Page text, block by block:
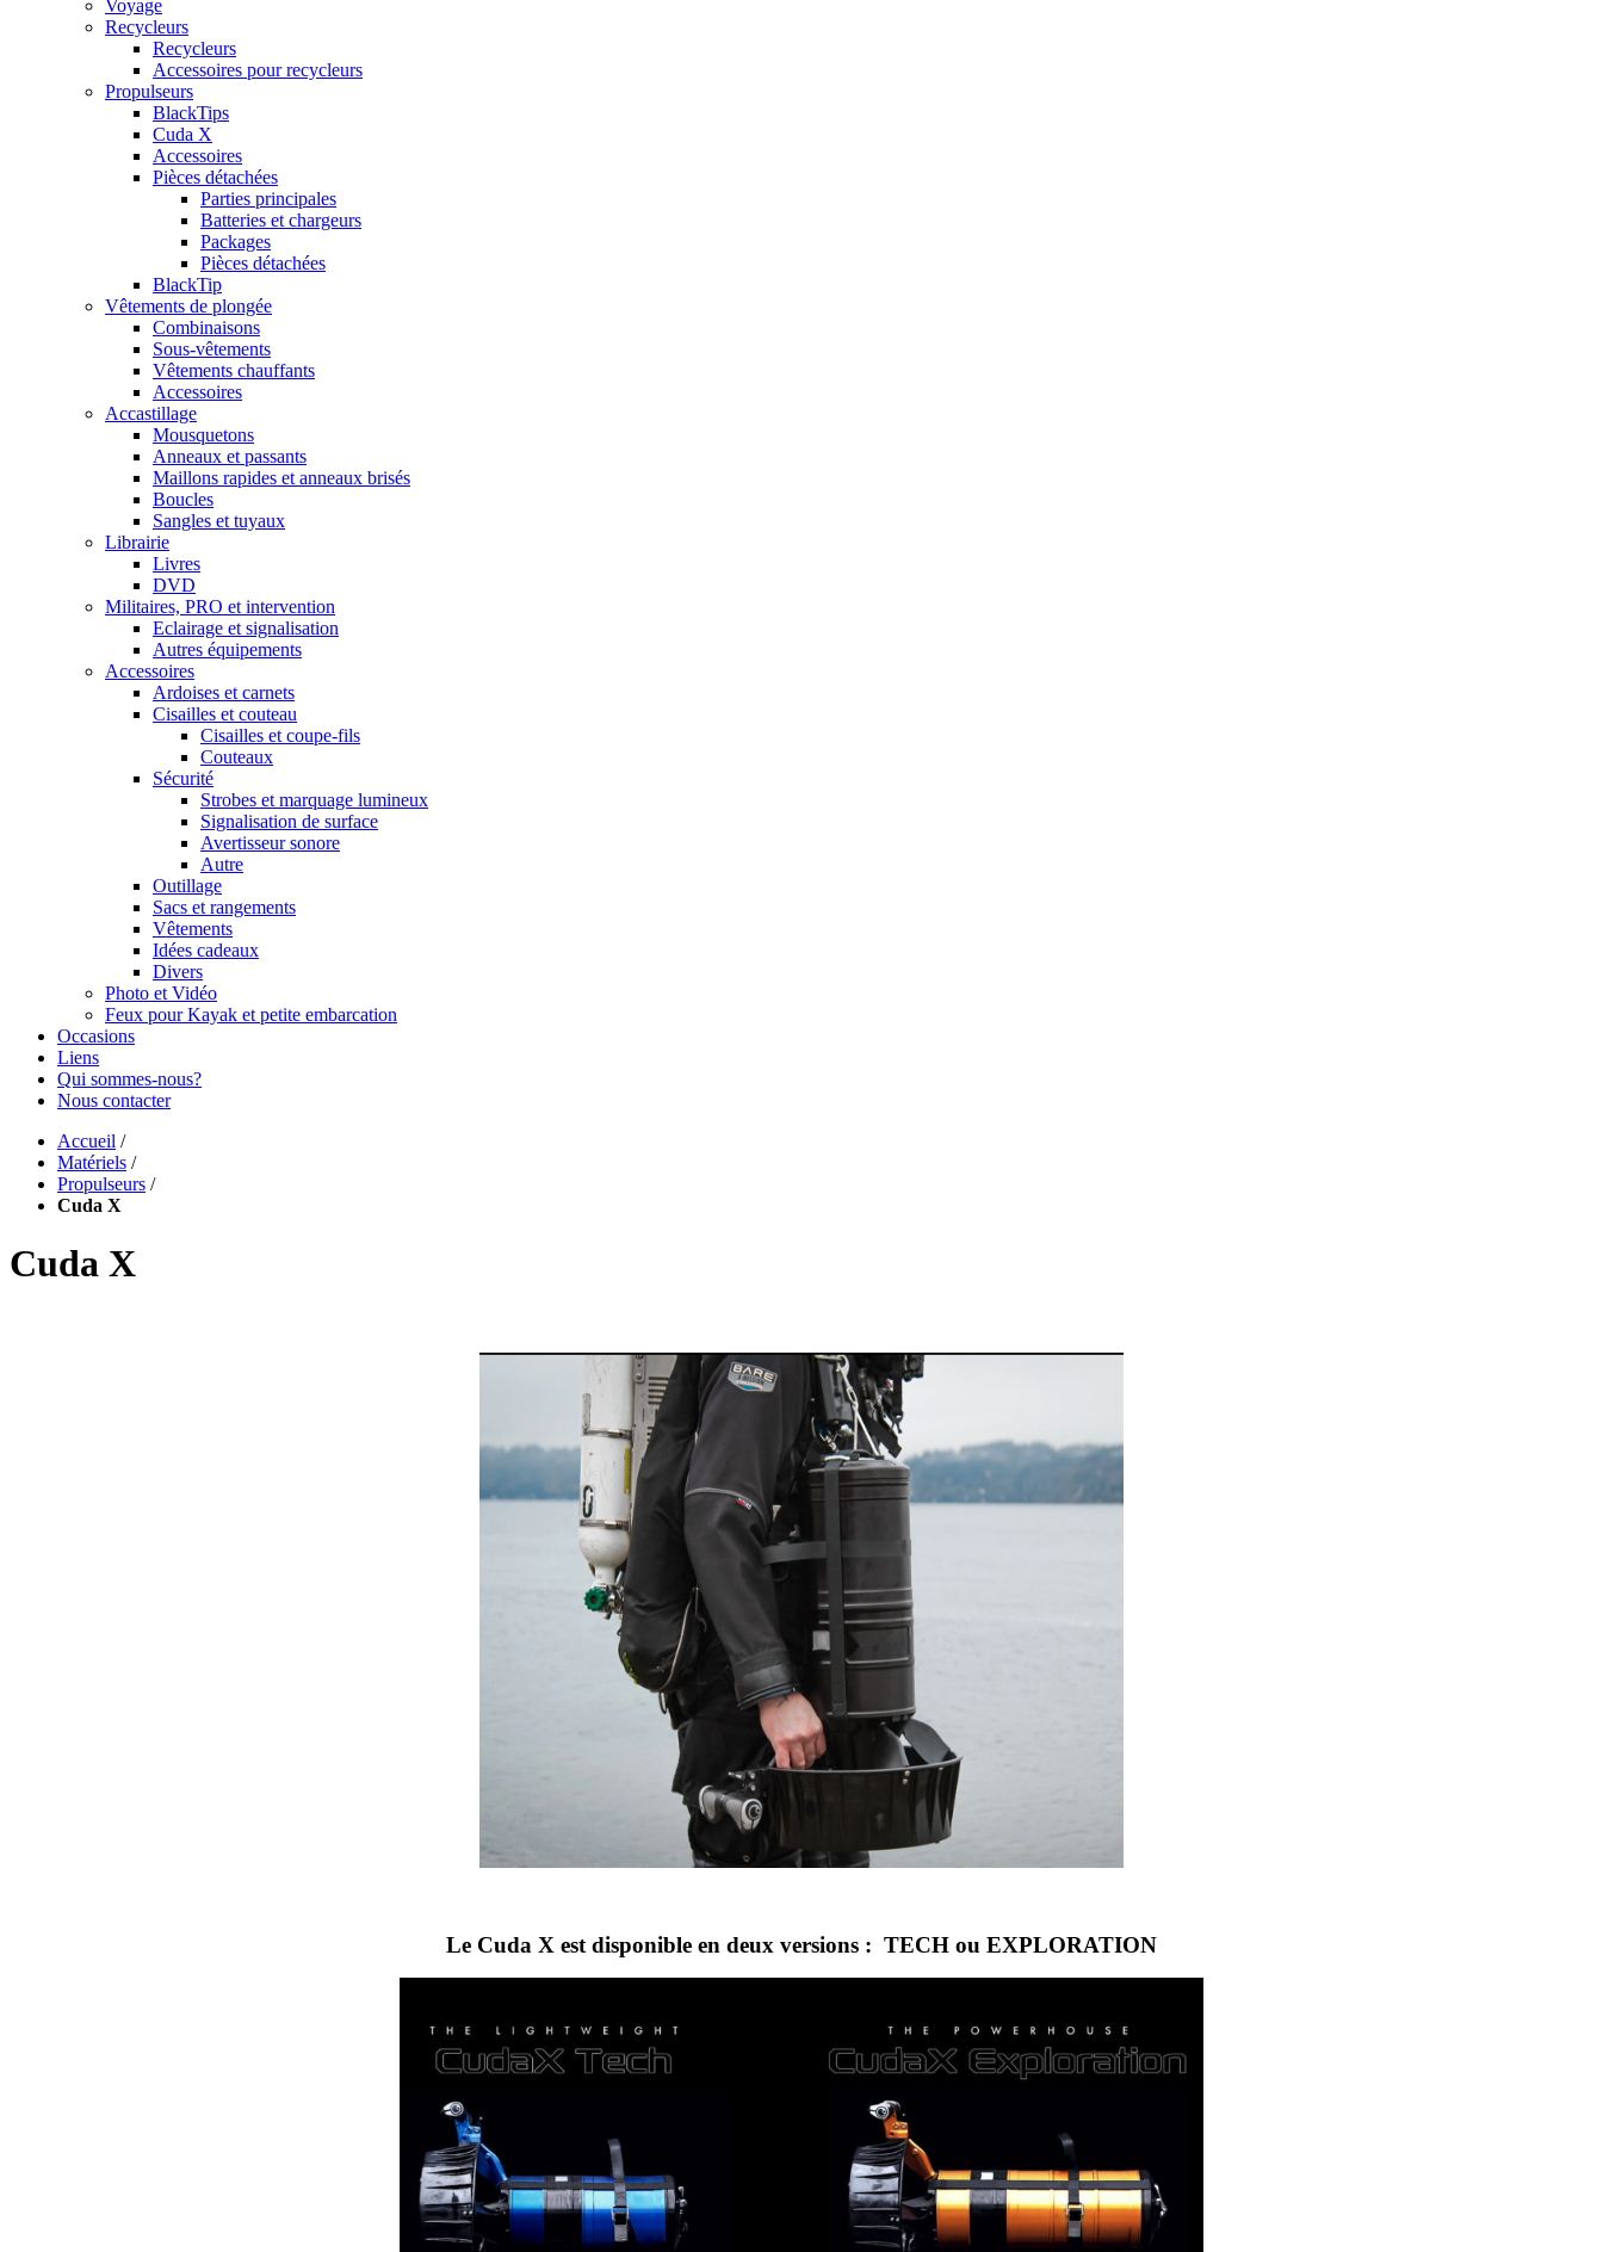
Voyage
Recycleurs
Recycleurs
Accessoires pour recycleurs
Propulseurs
BlackTips
Cuda X
Accessoires
Pièces détachées
Parties principales
Batteries et chargeurs
Packages
Pièces détachées
BlackTip
Vêtements de plongée
Combinaisons
Sous-vêtements
Vêtements chauffants
Accessoires
Accastillage
Mousquetons
Anneaux et passants
Maillons rapides et anneaux brisés
Boucles
Sangles et tuyaux
Librairie
Livres
DVD
Militaires, PRO et intervention
Eclairage et signalisation
Autres équipements
Accessoires
Ardoises et carnets
Cisailles et couteau
Cisailles et coupe-fils
Couteaux
Sécurité
Strobes et marquage lumineux
Signalisation de surface
Avertisseur sonore
Autre
Outillage
Sacs et rangements
Vêtements
Idées cadeaux
Divers
Photo et Vidéo
Feux pour Kayak et petite embarcation
Occasions
Liens
Qui sommes-nous?
Nous contacter
Accueil /
Matériels /
Propulseurs /
Cuda X
Cuda X
Le Cuda X est disponible en deux versions : TECH ou EXPLORATION